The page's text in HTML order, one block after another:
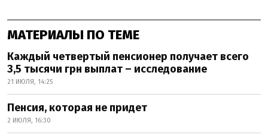
МАТЕРИАЛЫ ПО ТЕМЕ
Каждый четвертый пенсионер получает всего
3,5 тысячи грн выплат – исследование
21 ИЮЛЯ, 14:25
Пенсия, которая не придет
2 ИЮЛЯ, 16:30